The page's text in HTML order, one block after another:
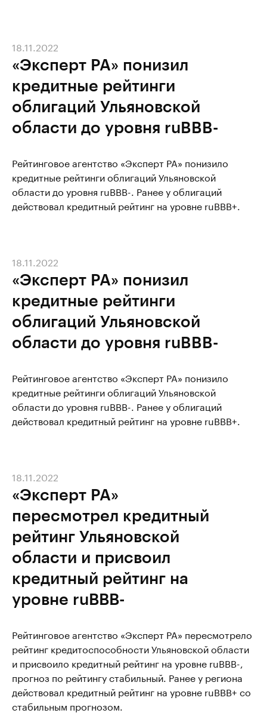
«Эксперт РА» понизил
кредитные рейтинги
облигаций Ульяновской
области до уровня ruBBB-
18.11.2022
Рейтинговое агентство «Эксперт РА» понизило
кредитные рейтинги облигаций Ульяновской
области до уровня ruBBB-. Ранее у облигаций
действовал кредитный рейтинг на уровне ruBBB+.
«Эксперт РА» понизил
кредитные рейтинги
облигаций Ульяновской
области до уровня ruBBB-
18.11.2022
Рейтинговое агентство «Эксперт РА» понизило
кредитные рейтинги облигаций Ульяновской
области до уровня ruBBB-. Ранее у облигаций
действовал кредитный рейтинг на уровне ruBBB+.
«Эксперт РА»
пересмотрел кредитный
рейтинг Ульяновской
области и присвоил
кредитный рейтинг на
уровне ruВВВ-
18.11.2022
Рейтинговое агентство «Эксперт РА» пересмотрело
рейтинг кредитоспособности Ульяновской области
и присвоило кредитный рейтинг на уровне ruВВВ-,
прогноз по рейтингу стабильный. Ранее у региона
действовал кредитный рейтинг на уровне ruВВВ+ со
стабильным прогнозом.